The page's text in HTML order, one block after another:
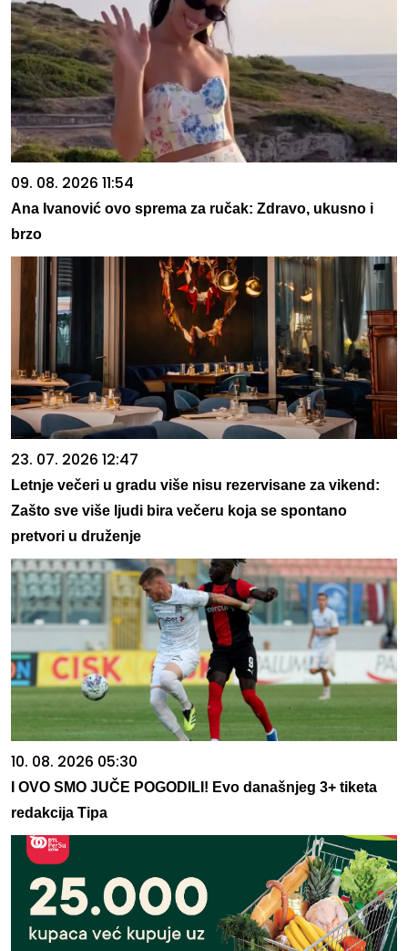
09. 08. 2026 11:54
Ana Ivanović ovo sprema za ručak: Zdravo, ukusno i
brzo
23. 07. 2026 12:47
Letnje večeri u gradu više nisu rezervisane za vikend:
Zašto sve više ljudi bira večeru koja se spontano
pretvori u druženje
10. 08. 2026 05:30
I OVO SMO JUČE POGODILI! Evo današnjeg 3+ tiketa
redakcija Tipa